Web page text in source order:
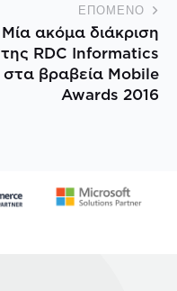
ΕΠΌΜΕΝΟ
Μία ακόμα διάκριση
της RDC Informatics
στα βραβεία Mobile
Awards 2016